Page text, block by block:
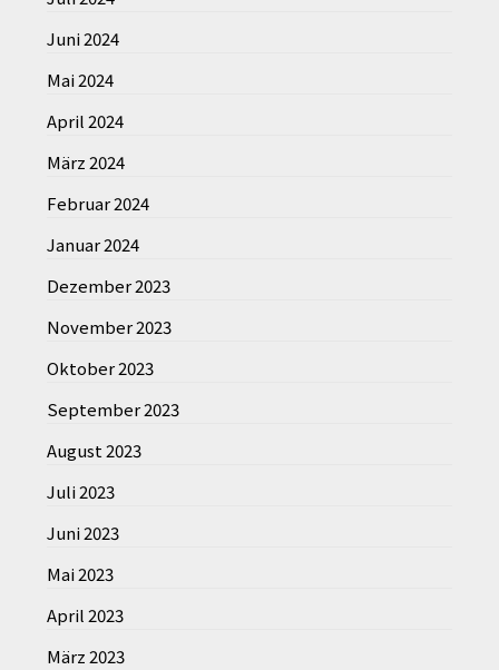
Juni 2024
Mai 2024
April 2024
März 2024
Februar 2024
Januar 2024
Dezember 2023
November 2023
Oktober 2023
September 2023
August 2023
Juli 2023
Juni 2023
Mai 2023
April 2023
März 2023